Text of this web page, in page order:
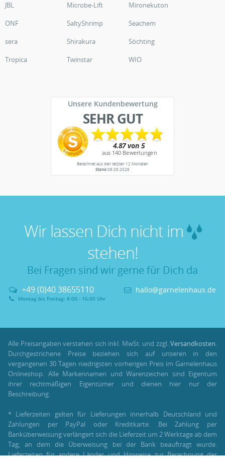
JBL
Microbe-Lift
Mironekuton
ONF
SaltyShrimp
Seachem
sera
Shirakura
Söchting
Tropica
Twinstar WIO
Unsere Kundenbewertung
SEHR GUT
Berechnet aus den letzten 12 Monaten
Stand06.08.2026
Wir lassen Dich nicht im
stehen!
Bei Fragen sind wir gerne für Dich da
+49 (0)40 38655110
Montag bis Freitag: 8:00 - 16:00 Uhr
hallo@garnelenhaus.de
Alle Preisangaben verstehen sich inkl. MwSt. und zzgl.Versandkosten.
Durchgestrichene Preise beziehen sich auf unseren in den
vergangenen 30 Tagen niedrigsten vorherigen Preis im Garnelenhaus
Onlineshop. Alle Markennamen und Warenzeichen sind Eigentum
ihrer rechtmäßigen Eigentümer und dienen hier nur der
Beschreibung.
* Lieferzeiten gelten für Lieferungen innerhalb Deutschland und
Zahlungen per PayPal oder Kreditkarte. Bei Zahlung per
Banküberweisung verlängert sich die Lieferzeit um 2 Werktage ab dem
Tag, an dem die Überweisung bei der Bank beauftragt wurde.
Lieferzeiten für andere Länder und Hinweise zur Berechnung der